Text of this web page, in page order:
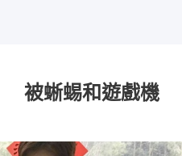
被蜥蜴和遊戲機